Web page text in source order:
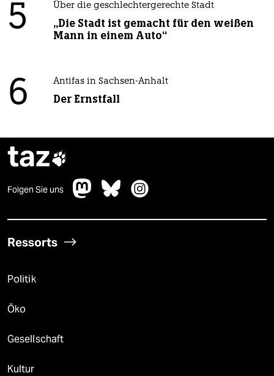
5 Über die geschlechtergerechte Stadt
„Die Stadt ist gemacht für den weißen
Mann in einem Auto“
6 Antifas in Sachsen-Anhalt
Der Ernstfall
taz
Folgen Sie uns
Ressorts
Politik
Öko
Gesellschaft
Kultur